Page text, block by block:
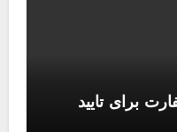
برای تایید